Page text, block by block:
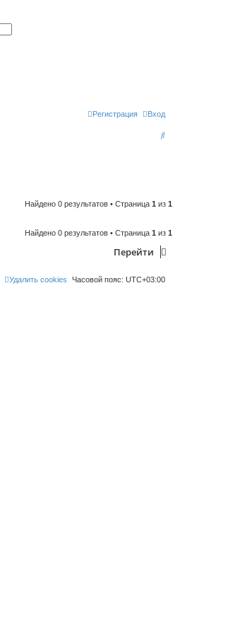
Вход
Регистрация
П
к
Найдено 0 результатов • Страница 1 из 1
Найдено 0 результатов • Страница 1 из 1
Перейти
Часовой пояс: UTC+03:00
Удалить cookies